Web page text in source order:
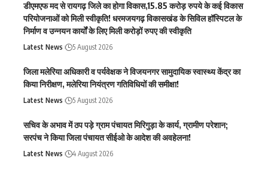
डीएमएफ मद से रायगढ़ जिले का होगा विकास,15.85 करोड़ रुपये के कई विकास
परियोजनाओं को मिली स्वीकृति! धरमजयगढ़ विकासखंड के सिविल हॉस्पिटल के
निर्माण व उन्नयन कार्यों के लिए मिली करोड़ों रुपए की स्वीकृति
Latest News 5 August 2026
जिला मलेरिया अधिकारी व पर्यवेक्षक ने विजयनगर सामुदायिक स्वास्थ्य केंद्र का
किया निरीक्षण, मलेरिया नियंत्रण गतिविधियों की समीक्षा!
Latest News 5 August 2026
सचिव के अभाव में ठप पड़े ग्राम पंचायत मिरिगुड़ा के कार्य, ग्रामीण परेशान;
सरपंच ने किया जिला पंचायत सीईओ के आदेश की अवहेलना!
Latest News 4 August 2026